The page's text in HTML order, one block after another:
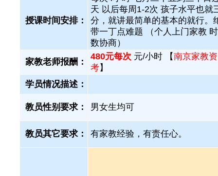
授课时间安排：
天 以后每周1-2次 孩子水平也就
分，就讲最简单的基本的就行。
带一丁点难题 （个人上门家教
数协商）
家教老师报酬：
480元每次 元/小时 【南京家教
考】
学员情况描述：
教员性别要求： 男女生均可
教员其它要求： 有家教经验，有责任心。